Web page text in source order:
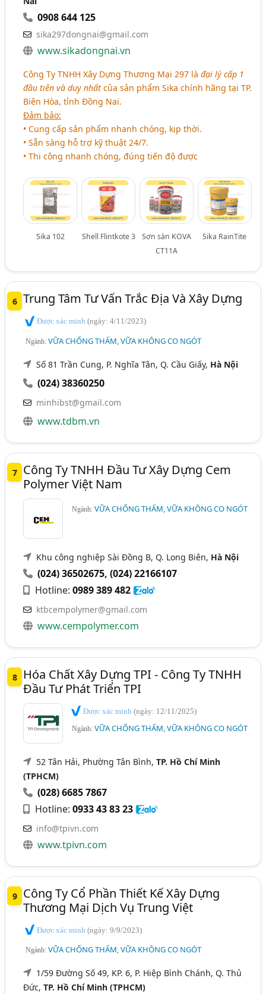
0908 644 125
sika297dongnai@gmail.com
www.sikadongnai.vn
Công Ty TNHH Xây Dựng Thương Mại 297 làđại lý cấp 1
đầu tiên và duy nhất của sản phẩm Sika chính hãng tại TP.
Biên Hòa, tỉnh Đồng Nai.
Đảm bảo:
• Cung cấp sản phẩm nhanh chóng, kịp thời.
• Sẵn sàng hỗ trợ kỹ thuật 24/7.
• Thi công nhanh chóng, đúng tiến độ được
Sika 102 Shell Flintkote 3
Sơn sàn KOVA
CT11A
Sika RainTite
6 Trung Tâm Tư Vấn Trắc Địa Và Xây Dựng
Được xác minh(ngày: 4/11/2023)
Ngành:VỮA CHỐNG THẤM, VỮA KHÔNG CO NGÓT
Số 81 Trần Cung, P. Nghĩa Tân, Q. Cầu Giấy, Hà Nội
(024) 38360250
minhibst@gmail.com
www.tdbm.vn
7
Công Ty TNHH Đầu Tư Xây Dựng Cem
Polymer Việt Nam
Ngành:VỮA CHỐNG THẤM, VỮA KHÔNG CO NGÓT
Khu công nghiệp Sài Đồng B, Q. Long Biên, Hà Nội
(024) 36502675,(024) 22166107
Hotline:0989 389 482
ktbcempolymer@gmail.com
www.cempolymer.com
8
Hóa Chất Xây Dựng TPI - Công Ty TNHH
Đầu Tư Phát Triển TPI
Được xác minh(ngày: 12/11/2025)
Ngành:VỮA CHỐNG THẤM, VỮA KHÔNG CO NGÓT
52 Tân Hải, Phường Tân Bình,TP. Hồ Chí Minh
(TPHCM)
(028) 6685 7867
Hotline:0933 43 83 23
info@tpivn.com
www.tpivn.com
9
Công Ty Cổ Phần Thiết Kế Xây Dựng
Thương Mại Dịch Vụ Trung Việt
Được xác minh(ngày: 9/9/2023)
Ngành:VỮA CHỐNG THẤM, VỮA KHÔNG CO NGÓT
1/59 Đường Số 49, KP. 6, P. Hiệp Bình Chánh, Q. Thủ
Đức,TP. Hồ Chí Minh (TPHCM)